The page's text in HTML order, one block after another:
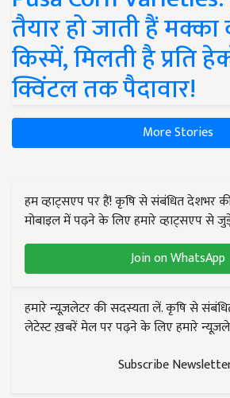
तैयार हो जाती हैं
किस्में, मिलती है प्रति
क्विंटल तक पैदावार!
More Stories
हम व्हाट्सएप पर हैं! कृषि से संबंधित देशभर
मोबाइल में पढ़ने के लिए हमारे व्हाट्सएप से
Join on WhatsApp
हमारे न्यूज़लेटर की सदस्यता लें. कृषि से
लेटेस्ट ख़बरें मेल पर पढ़ने के लिए हमारे
Subscribe